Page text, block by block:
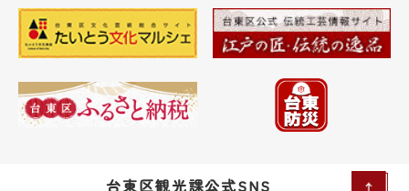
台東区観光課公式SNS